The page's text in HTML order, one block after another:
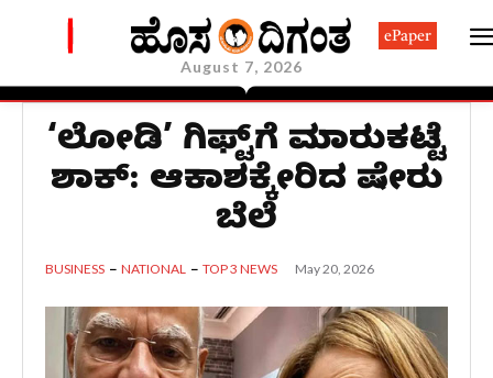
August 7, 2026
ePaper
‘ಮೆಲೋಡಿ’ ಗಿಫ್ಟ್‌ಗೆ ಮಾರುಕಟ್ಟೆ
ಶಾಕ್: ಆಕಾಶಕ್ಕೇರಿದ ಷೇರು
ಬೆಲೆ
BUSINESS NATIONAL TOP 3 NEWS May 20, 2026